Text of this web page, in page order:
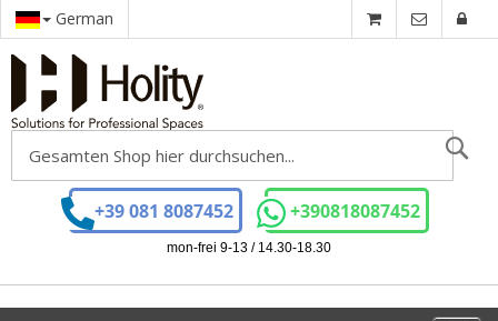
German
+39 081 8087452 +390818087452
mon-frei 9-13 / 14.30-18.30